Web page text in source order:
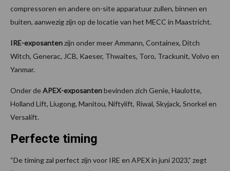
compressoren en andere on-site apparatuur zullen, binnen en
buiten, aanwezig zijn op de locatie van het MECC in Maastricht.
IRE-exposantenzijn onder meer Ammann, Containex, Ditch
Witch, Generac, JCB, Kaeser, Thwaites, Toro, Trackunit, Volvo en
Yanmar.
Onder deAPEX-exposantenbevinden zich Genie, Haulotte,
Holland Lift, Liugong, Manitou, Niftylift, Riwal, Skyjack, Snorkel en
Versalift.
Perfecte timing
“De timing zal perfect zijn voor IRE en APEX in juni 2023,” zegt